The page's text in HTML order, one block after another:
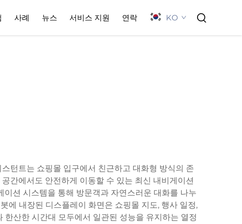
사례 뉴스 서비스 지원 연락 KO
턴트는 쇼핑몰 입구에서 친근하고 대화형 방식의 존
간에서도 안전하게 이동할 수 있는 최신 내비게이션
션 시스템을 통해 방문객과 자연스러운 대화를 나누
에 내장된 디스플레이 화면은 쇼핑몰 지도, 행사 일정,
산한 시간대 모두에서 일관된 성능을 유지하는 열정